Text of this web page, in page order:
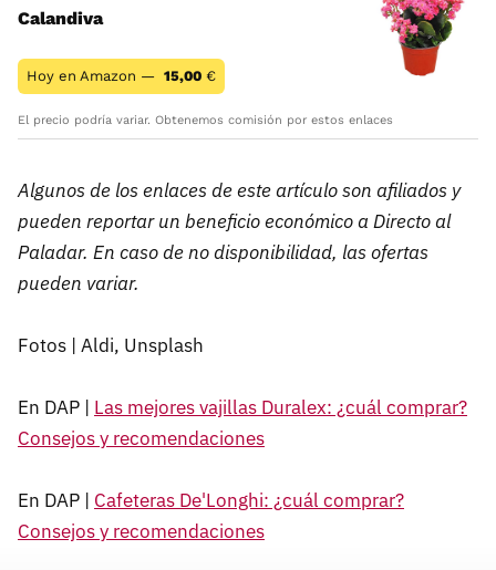
Calandiva
Hoy en Amazon — 15,00 €
El precio podría variar. Obtenemos comisión por estos enlaces
Algunos de los enlaces de este artículo son afiliados y
pueden reportar un beneficio económico a Directo al
Paladar. En caso de no disponibilidad, las ofertas
pueden variar.
Fotos | Aldi, Unsplash
En DAP | Las mejores vajillas Duralex: ¿cuál comprar?
Consejos y recomendaciones
En DAP | Cafeteras De'Longhi: ¿cuál comprar?
Consejos y recomendaciones